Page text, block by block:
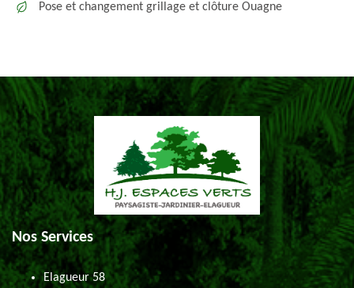
Pose et changement grillage et clôture Ouagne
Nos Services
Elagueur 58